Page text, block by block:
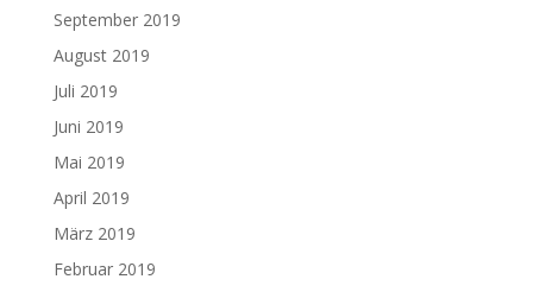
September 2019
August 2019
Juli 2019
Juni 2019
Mai 2019
April 2019
März 2019
Februar 2019